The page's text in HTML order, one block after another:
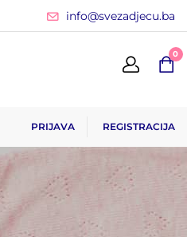
info@svezadjecu.ba
0
PRIJAVA REGISTRACIJA